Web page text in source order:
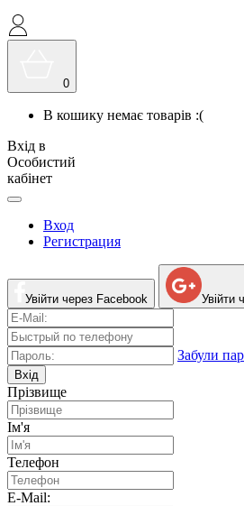
0
В кошику немає товарів :(
Вхід в
Особистий
кабінет
Вход
Регистрация
Увійти через Facebook Увійти
Забули
Вхід
Прізвище
Ім'я
Телефон
E-Mail: